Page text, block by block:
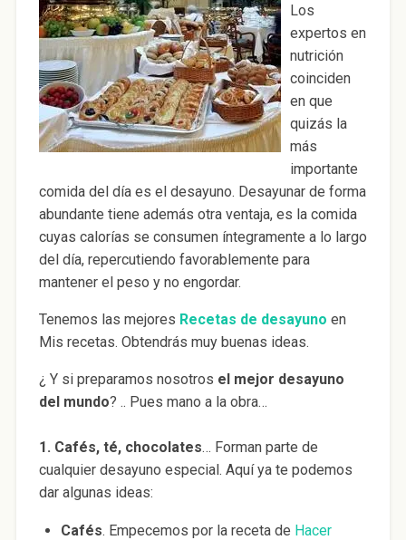
Los
expertos en
nutrición
coinciden
en que
quizás la
más
importante
comida del día es el desayuno. Desayunar de forma
abundante tiene además otra ventaja, es la comida
cuyas calorías se consumen íntegramente a lo largo
del día, repercutiendo favorablemente para
mantener el peso y no engordar.
Tenemos las mejores Recetas de desayuno en
Mis recetas. Obtendrás muy buenas ideas.
¿ Y si preparamos nosotros el mejor desayuno
del mundo? .. Pues mano a la obra…
1. Cafés, té, chocolates… Forman parte de
cualquier desayuno especial. Aquí ya te podemos
dar algunas ideas:
Cafés. Empecemos por la receta de Hacer